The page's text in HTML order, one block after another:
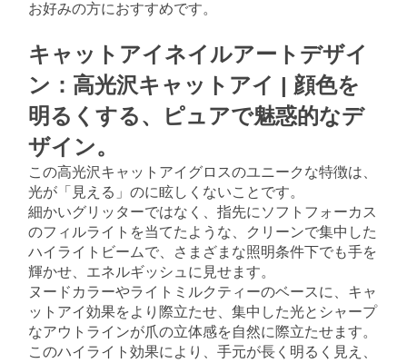
お好みの方におすすめです。
キャットアイネイルアートデザイ
ン：高光沢キャットアイ | 顔色を
明るくする、ピュアで魅惑的なデ
ザイン。
この高光沢キャットアイグロスのユニークな特徴は、
光が「見える」のに眩しくないことです。
細かいグリッターではなく、指先にソフトフォーカス
のフィルライトを当てたような、クリーンで集中した
ハイライトビームで、さまざまな照明条件下でも手を
輝かせ、エネルギッシュに見せます。
ヌードカラーやライトミルクティーのベースに、キャ
ットアイ効果をより際立たせ、集中した光とシャープ
なアウトラインが爪の立体感を自然に際立たせます。
このハイライト効果により、手元が長く明るく見え、